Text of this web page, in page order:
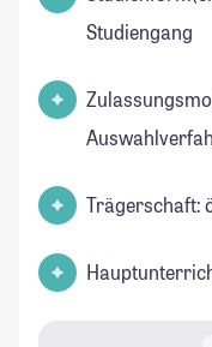
Studiengang
Trägerschaft: